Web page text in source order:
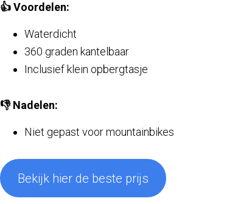
👍 Voordelen:
Waterdicht
360 graden kantelbaar
Inclusief klein opbergtasje
👎 Nadelen:
Niet gepast voor mountainbikes
Bekijk hier de beste prijs